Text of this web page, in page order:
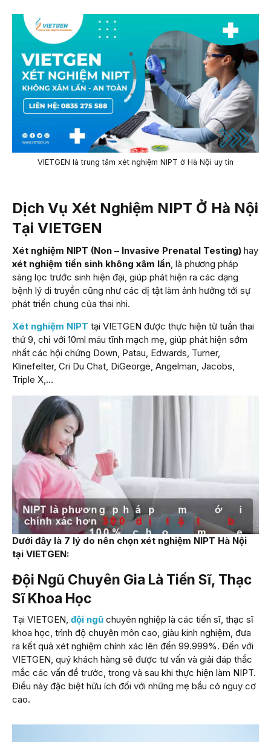
VIETGEN là trung tâm xét nghiệm NIPT ở Hà Nội uy tín
Dịch Vụ Xét Nghiệm NIPT Ở Hà Nội
Tại VIETGEN
Xét nghiệm NIPT (Non – Invasive Prenatal Testing) hay
xét nghiệm tiền sinh không xâm lấn, là phương pháp
sàng lọc trước sinh hiện đại, giúp phát hiện ra các dạng
bệnh lý di truyền cũng như các dị tật làm ảnh hưởng tới sự
phát triển chung của thai nhi.
Xét nghiệm NIPT tại VIETGEN được thực hiện từ tuần thai
thứ 9, chỉ với 10ml máu tĩnh mạch mẹ, giúp phát hiện sớm
nhất các hội chứng Down, Patau, Edwards, Turner,
Klinefelter, Cri Du Chat, DiGeorge, Angelman, Jacobs,
Triple X,…
Dưới đây là 7 lý do nên chọn xét nghiệm NIPT Hà Nội
tại VIETGEN:
Đội Ngũ Chuyên Gia Là Tiến Sĩ, Thạc
Sĩ Khoa Học
Tại VIETGEN, đội ngũ chuyên nghiệp là các tiến sĩ, thạc sĩ
khoa học, trình độ chuyên môn cao, giàu kinh nghiệm, đưa
ra kết quả xét nghiệm chính xác lên đến 99.999%. Đến với
VIETGEN, quý khách hàng sẽ được tư vấn và giải đáp thắc
mắc các vấn đề trước, trong và sau khi thực hiện làm NIPT.
Điều này đặc biệt hữu ích đối với những mẹ bầu có nguy cơ
cao.